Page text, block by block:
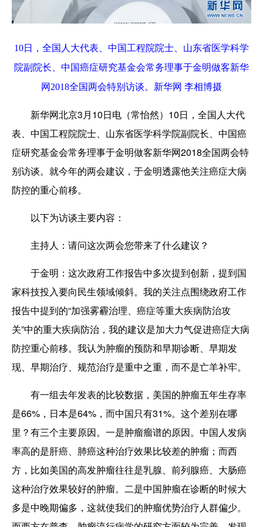
10日，全国人大代表、中国工程院院士、山东省医学科学
院副院长、中国癌症研究基金会常务理事于金明做客新华
网2018全国两会特别访谈。新华网 李相博摄
新华网北京3月10日电（常怡然）10日，全国人大代
表、中国工程院院士、山东省医学科学院副院长、中国癌
症研究基金会常务理事于金明做客新华网2018全国两会特
别访谈。就今年的两会建议，于金明透露他关注癌症大病
防控的重心前移。
以下为访谈主要内容：
主持人： 请问这次两会您带来了什么建议？
于金明： 这次政府工作报告中多次提到创新，提到国
家科技投入要向民生领域倾斜。我的关注点围绕政府工作
报告中提到的“加强雾霾治理、癌症等重大疾病防治攻
关”中的重大疾病防治，我的建议是加大力气促进癌症大病
防控重心前移。我认为肿瘤的预防和早期诊断、早期发
现、早期治疗、规范治疗是重中之重，而不是亡羊补牢。
有一组去年发表的比较数据，美国的肿瘤五年生存率
是66%，日本是64%，而中国只有31%。这个差别在哪
里？有三个主要原因。一是肿瘤瘤谱的原因。中国人发病
率高的是肝癌、肺癌这种治疗效果比较差的肿瘤；而西
方，比如美国的高发肿瘤往往是乳腺、前列腺癌、大肠癌
这种治疗效果较好的肿瘤。二是中国肿瘤在诊断的时候大
多是中晚期偏多，这就使我们的肿瘤优势治疗人群偏少。